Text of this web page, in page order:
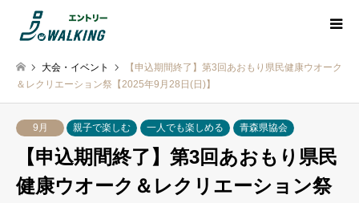
大会・イベント
【申込期間終了】第3回あおもり県民健康ウオーク
＆レクリエーション祭【2025年9月28日(日)】
9月 親子で楽しむ 一人でも楽しめる 青森県協会
【申込期間終了】第3回あおもり県民
健康ウオーク＆レクリエーション祭